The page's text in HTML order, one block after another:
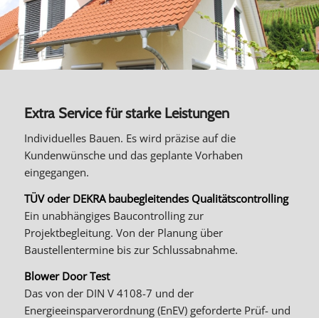
Extra Service für starke Leistungen
Individuelles Bauen. Es wird präzise auf die
Kundenwünsche und das geplante Vorhaben
eingegangen.
TÜV oder DEKRA baubegleitendes Qualitätscontrolling
Ein unabhängiges Baucontrolling zur
Projektbegleitung. Von der Planung über
Baustellentermine bis zur Schlussabnahme.
Blower Door Test
Das von der DIN V 4108-7 und der
Energieeinsparverordnung (EnEV) geforderte Prüf- und